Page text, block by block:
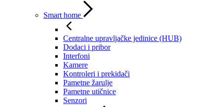
Smart home
Centralne upravljačke jedinice (HUB)
Dodaci i pribor
Interfoni
Kamere
Kontroleri i prekidači
Pametne žarulje
Pametne utičnice
Senzori